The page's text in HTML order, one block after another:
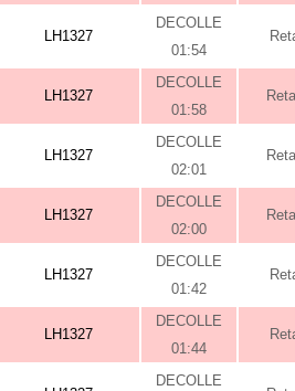
LH1327
DECOLLE
01:54
LH1327
DECOLLE
01:58
LH1327
DECOLLE
02:01
LH1327
DECOLLE
02:00
LH1327
DECOLLE
01:42
LH1327
DECOLLE
01:44
DECOLLE